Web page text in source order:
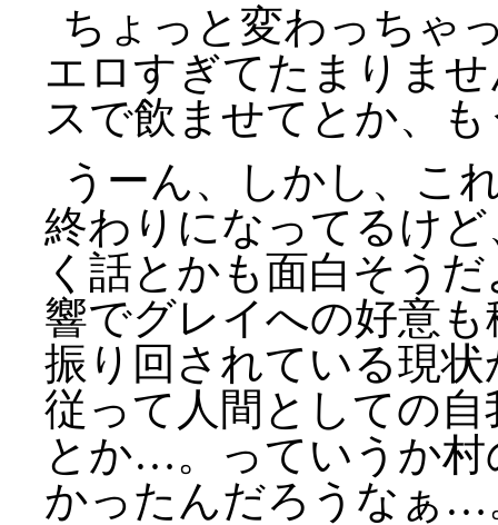
ちょっと変わっちゃ
エロすぎてたまりま
スで飲ませてとか、
うーん、しかし、こ
終わりになってるけ
く話とかも面白そう
響でグレイへの好意
振り回されている現
従って人間としての
とか…。っていうか
かったんだろうなぁ…